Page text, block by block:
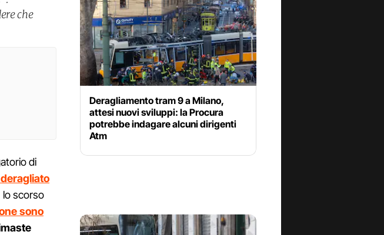
che
di
lo scorso
sono
Deragliamento tram 9 a Milano,
attesi nuovi sviluppi: la Procura
potrebbe indagare alcuni dirigenti
Atm